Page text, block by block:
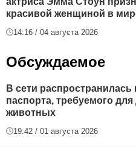
красивой женщиной в
14:16 / 04 августа 2026
Обсуждаемое
В сети распространилась
паспорта, требуемого
животных
19:42 / 01 августа 2026